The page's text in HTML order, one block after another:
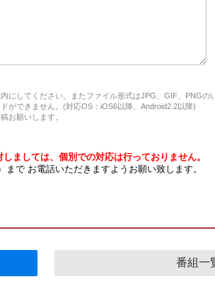
してください。またファイル形式はJPG、GIF、PNGの
ができません。(対応OS：iOS6以降、Android2.2以降)
お願いします。
ましては、個別での対応は行っておりません。
で お電話いただきますようお願い致します。
番組一